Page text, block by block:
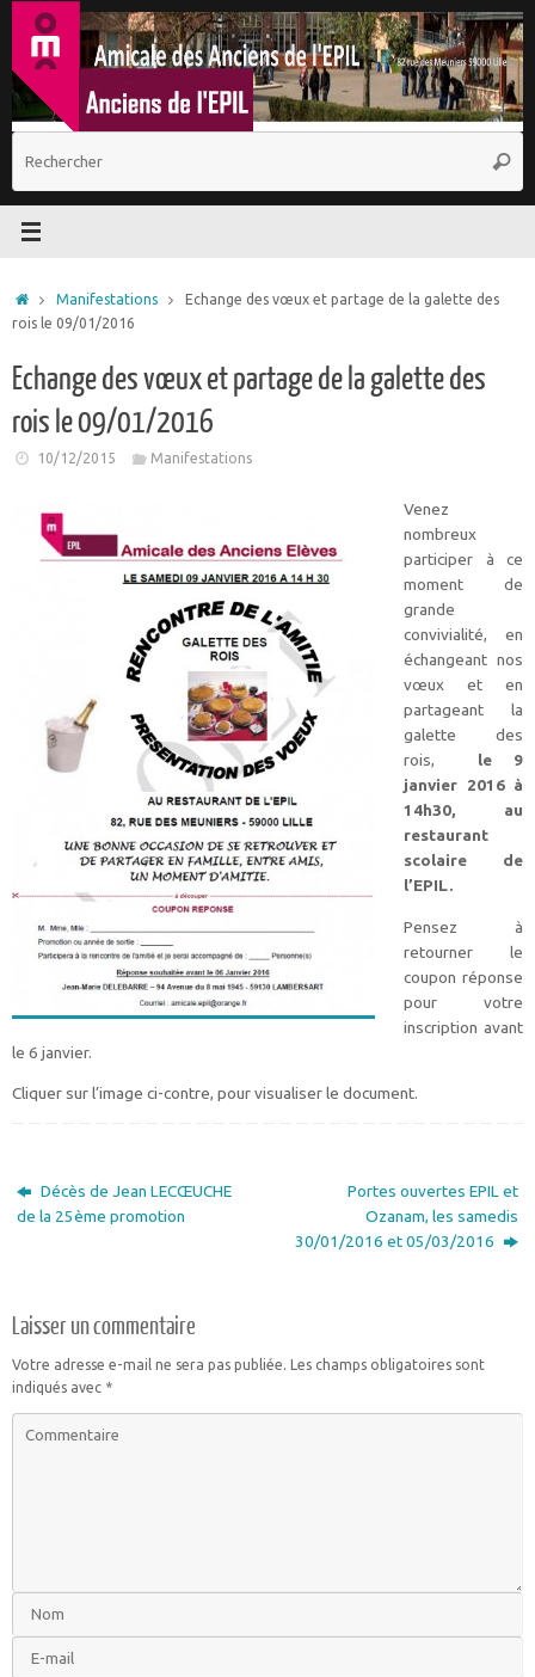
Passer
contenu
:
Accueil
Manifestations
Echange des vœux et partage de la galette des
rois le 09/01/2016
Echange des vœux et partage de la galette des
rois le 09/01/2016
10/12/2015 Manifestations
Venez
nombreux
participer à ce
moment de
grande
convivialité, en
échangeant nos
vœux et en
partageant la
galette des
rois, le 9
janvier 2016 à
14h30, au
restaurant
scolaire de
l’EPIL.
Pensez à
retourner le
coupon réponse
pour votre
inscription avant
le 6 janvier.
Cliquer sur l’image ci-contre, pour visualiser le document.
Décès de Jean LECŒUCHE
de la 25ème promotion
Portes ouvertes EPIL et
Ozanam, les samedis
30/01/2016 et 05/03/2016
Laisser un commentaire
Votre adresse e-mail ne sera pas publiée. Les champs obligatoires sont
indiqués avec *